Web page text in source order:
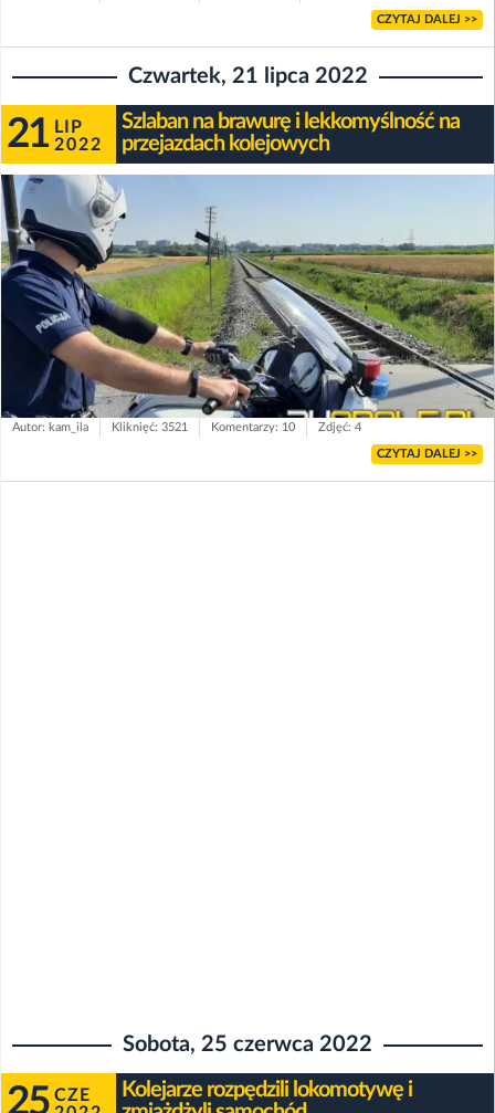
CZYTAJ DALEJ >>
Czwartek, 21 lipca 2022
21 LIP
2022
Szlaban na brawurę i lekkomyślność na
przejazdach kolejowych
Autor: kam_ila Kliknięć: 3521 Komentarzy: 10 Zdjęć: 4
CZYTAJ DALEJ >>
Sobota, 25 czerwca 2022
25 CZE
Kolejarze rozpędzili lokomotywę i